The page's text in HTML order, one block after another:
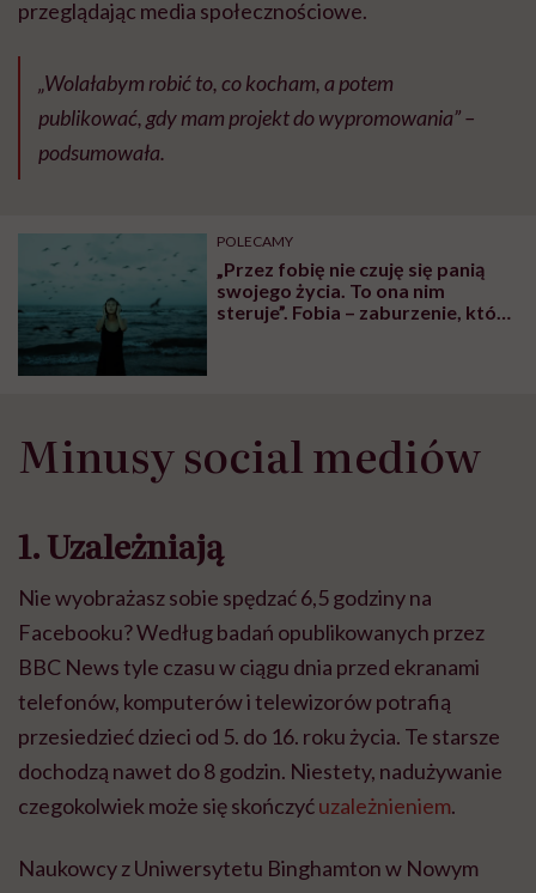
przeglądając media społecznościowe.
„Wolałabym robić to, co kocham, a potem
publikować, gdy mam projekt do wypromowania” –
podsumowała.
POLECAMY
„Przez fobię nie czuję się panią
swojego życia. To ona nim
steruje”. Fobia – zaburzenie, które
Minusy social mediów
1. Uzależniają
Nie wyobrażasz sobie spędzać 6,5 godziny na
Facebooku? Według badań opublikowanych przez
BBC News tyle czasu w ciągu dnia przed ekranami
telefonów, komputerów i telewizorów potrafią
przesiedzieć dzieci od 5. do 16. roku życia. Te starsze
dochodzą nawet do 8 godzin. Niestety, nadużywanie
czegokolwiek może się skończyćuzależnieniem.
Naukowcy z Uniwersytetu Binghamton w Nowym